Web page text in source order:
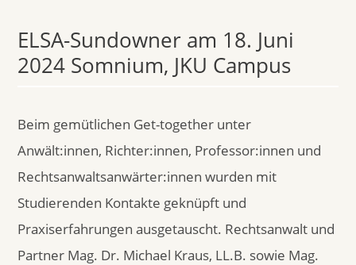
ELSA-Sundowner am 18. Juni
2024 Somnium, JKU Campus
Beim gemütlichen Get-together unter
Anwält:innen, Richter:innen, Professor:innen und
Rechtsanwaltsanwärter:innen wurden mit
Studierenden Kontakte geknüpft und
Praxiserfahrungen ausgetauscht. Rechtsanwalt und
Partner Mag. Dr. Michael Kraus, LL.B. sowie Mag.